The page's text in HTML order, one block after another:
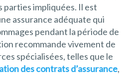
impliquées. Il est
assurance adéquate qui
pendant la période de
recommande vivement de
spécialisées, telles que le
des contrats d’assurance,